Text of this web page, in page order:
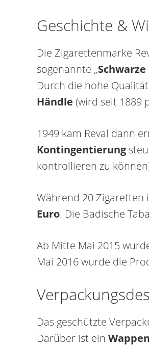
Geschichte &
Die Zigarettenmarke
sogenannte „
Durch die hohe
Händle (wird seit 1889
1949 kam Reval dann
Kontingentierung
kontrollieren zu
Während 20 Zigaretten
Euro. Die Badische
Ab Mitte Mai 2015
Mai 2016 wurde die
Das geschützte
Darüber ist ein Wappen